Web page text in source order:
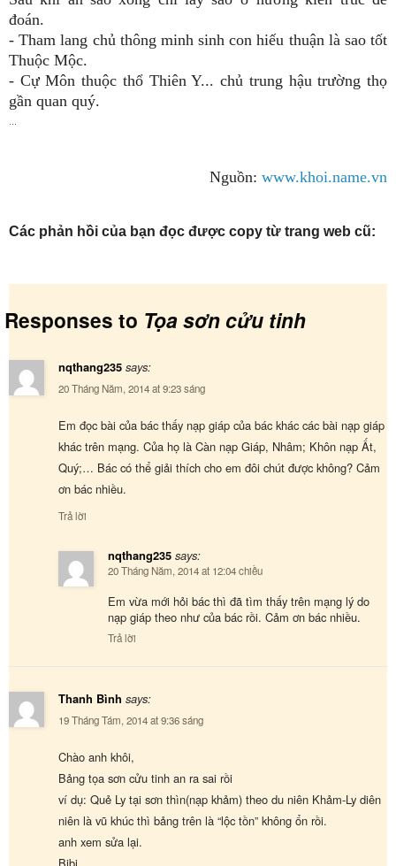
đoán.
-Tham lang chủ thông minh sinh con hiếu thuận là sao tốt
Thuộc Mộc.
- Cự Môn thuộc thổ Thiên Y... chủ trung hậu trường thọ
gần quan quý.
Nguồn: www.khoi.name.vn
Các phản hồi của bạn đọc được copy từ trang web cũ:
Responses to Tọa sơn cửu tinh
nqthang235 says:
20 Tháng Năm, 2014 at 9:23 sáng
Em đọc bài của bác thấy nạp giáp của bác khác các bài nạp giáp
khác trên mạng. Của họ là Càn nạp Giáp, Nhâm; Khôn nạp Ất,
Quý;… Bác có thể giải thích cho em đôi chút được không? Cảm
ơn bác nhiều.
Trả lời
nqthang235 says:
20 Tháng Năm, 2014 at 12:04 chiều
Em vừa mới hỏi bác thì đã tìm thấy trên mạng lý do
nạp giáp theo như của bác rồi. Cảm ơn bác nhiều.
Trả lời
Thanh Bình says:
19 Tháng Tám, 2014 at 9:36 sáng
Chào anh khôi,
Bảng tọa sơn cửu tinh an ra sai rồi
ví dụ: Quẻ Ly tại sơn thìn(nạp khảm) theo du niên Khảm-Ly diên
niên là vũ khúc thì bảng trên là “lộc tồn” không ổn rồi.
anh xem sửa lại.